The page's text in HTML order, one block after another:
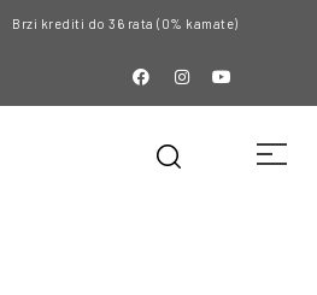
Brzi krediti do 36 rata (0% kamate)